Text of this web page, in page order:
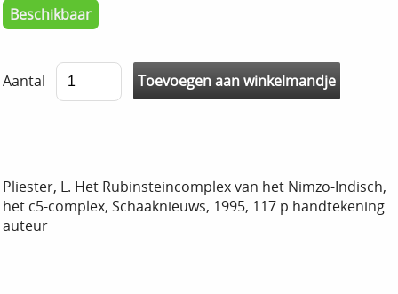
Beschikbaar
Aantal
Pliester, L. Het Rubinsteincomplex van het Nimzo-Indisch,
het c5-complex, Schaaknieuws, 1995, 117 p handtekening
auteur